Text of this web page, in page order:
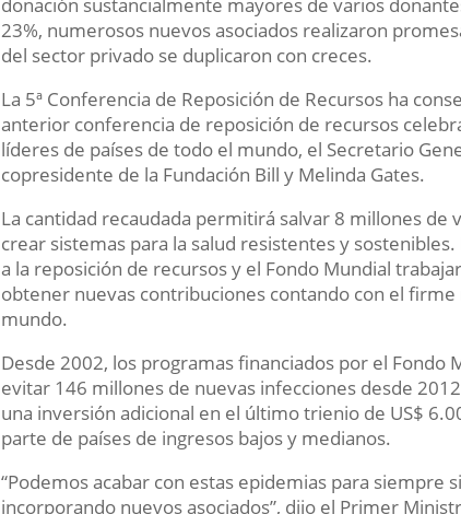
23%, numerosos nuevos asociados realizaron
del sector privado se duplicaron con creces.
La 5ª Conferencia de Reposición de Recursos ha
anterior conferencia de reposición de recursos
líderes de países de todo el mundo, el Secretario
copresidente de la Fundación Bill y Melinda Gates.
La cantidad recaudada permitirá salvar 8 millones
crear sistemas para la salud resistentes y
a la reposición de recursos y el Fondo Mundial
obtener nuevas contribuciones contando con el
mundo.
Desde 2002, los programas financiados por el
evitar 146 millones de nuevas infecciones desde
una inversión adicional en el último trienio de US$
parte de países de ingresos bajos y medianos.
“Podemos acabar con estas epidemias para
incorporando nuevos asociados”, dijo el Primer